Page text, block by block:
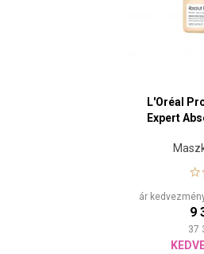
L'Oréal
Expert
ár
9
37